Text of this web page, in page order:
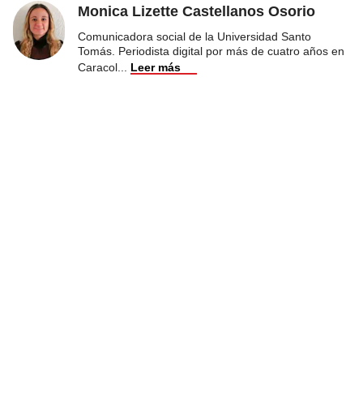
Monica Lizette Castellanos Osorio
Comunicadora social de la Universidad Santo
Tomás. Periodista digital por más de cuatro años en
Caracol
Leer más